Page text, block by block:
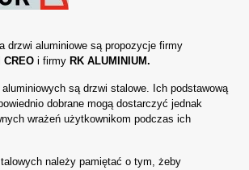
drzwi aluminiowe są propozycje firmy
CREO i firmy RK ALUMINIUM.
aluminiowych są drzwi stalowe. Ich podstawową
dobrane mogą dostarczyć jednak
wrażeń użytkownikom podczas ich
należy pamiętać o tym, żeby